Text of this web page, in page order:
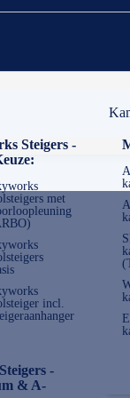
Steigers -
met
incl.
-
& A-